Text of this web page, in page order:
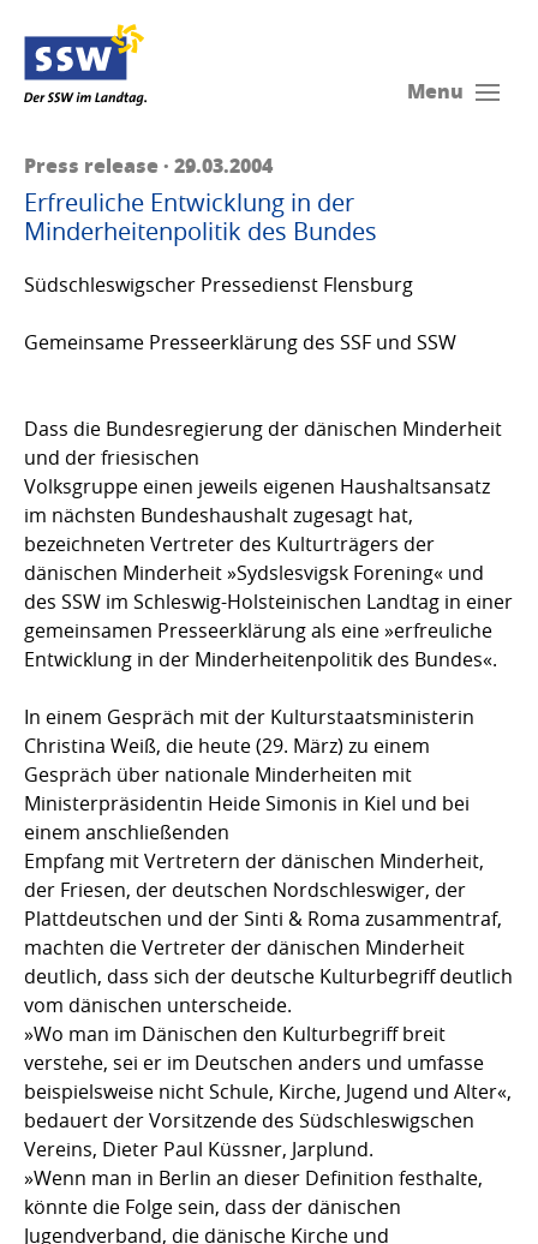
Menu
Press release · 29.03.2004
Erfreuliche Entwicklung in der
Minderheitenpolitik des Bundes
Südschleswigscher Pressedienst Flensburg
Gemeinsame Presseerklärung des SSF und SSW
Dass die Bundesregierung der dänischen Minderheit
und der friesischen
Volksgruppe einen jeweils eigenen Haushaltsansatz
im nächsten Bundeshaushalt zugesagt hat,
bezeichneten Vertreter des Kulturträgers der
dänischen Minderheit »Sydslesvigsk Forening« und
des SSW im Schleswig-Holsteinischen Landtag in einer
gemeinsamen Presseerklärung als eine »erfreuliche
Entwicklung in der Minderheitenpolitik des Bundes«.
In einem Gespräch mit der Kulturstaatsministerin
Christina Weiß, die heute (29. März) zu einem
Gespräch über nationale Minderheiten mit
Ministerpräsidentin Heide Simonis in Kiel und bei
einem anschließenden
Empfang mit Vertretern der dänischen Minderheit,
der Friesen, der deutschen Nordschleswiger, der
Plattdeutschen und der Sinti & Roma zusammentraf,
machten die Vertreter der dänischen Minderheit
deutlich, dass sich der deutsche Kulturbegriff deutlich
vom dänischen unterscheide.
»Wo man im Dänischen den Kulturbegriff breit
verstehe, sei er im Deutschen anders und umfasse
beispielsweise nicht Schule, Kirche, Jugend und Alter«,
bedauert der Vorsitzende des Südschleswigschen
Vereins, Dieter Paul Küssner, Jarplund.
»Wenn man in Berlin an dieser Definition festhalte,
könnte die Folge sein, dass der dänischen
Jugendverband, die dänische Kirche und